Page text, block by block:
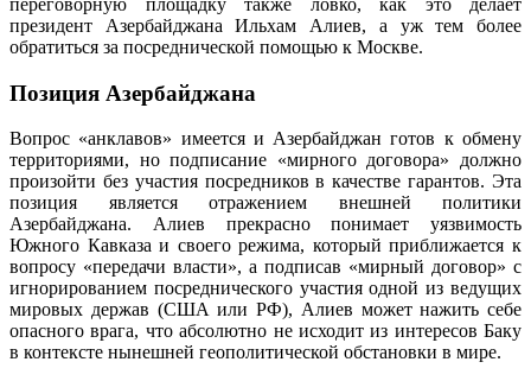
переговорную площадку также ловко, как это делает
президент Азербайджана Ильхам Алиев, а уж тем более
обратиться за посреднической помощью к Москве.
Позиция Азербайджана
Вопрос «анклавов» имеется и Азербайджан готов к обмену
территориями, но подписание «мирного договора» должно
произойти без участия посредников в качестве гарантов. Эта
позиция является отражением внешней политики
Азербайджана. Алиев прекрасно понимает уязвимость
Южного Кавказа и своего режима, который приближается к
вопросу «передачи власти», а подписав «мирный договор» с
игнорированием посреднического участия одной из ведущих
мировых держав (США или РФ), Алиев может нажить себе
опасного врага, что абсолютно не исходит из интересов Баку
в контексте нынешней геополитической обстановки в мире.